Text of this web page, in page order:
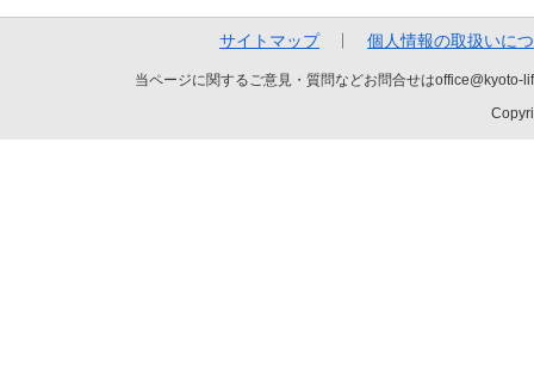
サイトマップ 個人情報の取扱いに
当ページに関するご意見・質問などお問合せは